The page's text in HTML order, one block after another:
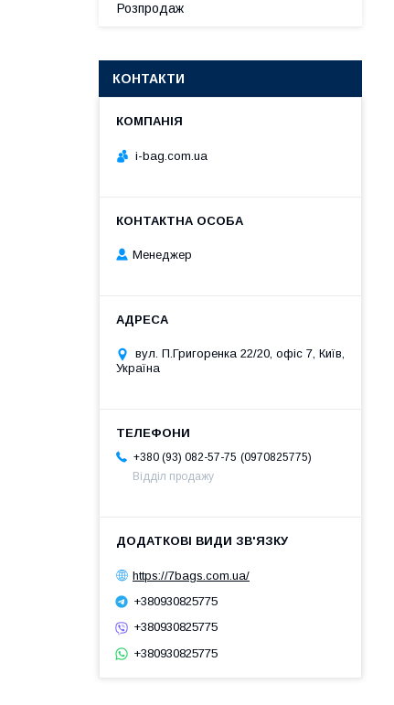
Розпродаж
КОНТАКТИ
i-bag.com.ua
Менеджер
вул. П.Григоренка 22/20, офіс 7, Київ,
Україна
+380 (93) 082-57-75
0970825775
Відділ продажу
https://7bags.com.ua/
+380930825775
+380930825775
+380930825775